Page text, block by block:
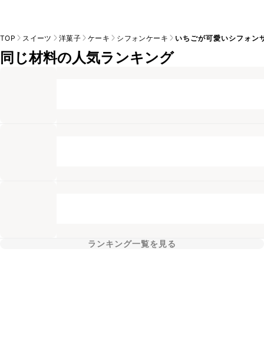
TOP スイーツ 洋菓子 ケーキ シフォンケーキ いちごが可愛いシフォン
同じ材料の人気ランキング
ランキング一覧を見る